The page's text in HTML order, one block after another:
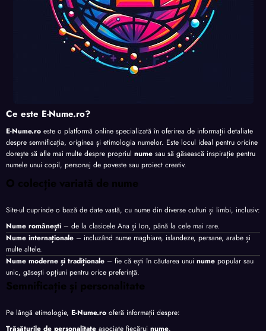
Ce este E-Nume.ro?
E-Nume.ro este o platformă online specializată în oferirea de informații detaliate
despre semnificația, originea și etimologia numelor. Este locul ideal pentru oricine
dorește să afle mai multe despre propriul nume sau să găsească inspirație pentru
numele unui copil, personaj de poveste sau proiect creativ.
O colecție variată de nume
Site-ul cuprinde o bază de date vastă, cu nume din diverse culturi și limbi, inclusiv:
Nume românești – de la clasicele Ana și Ion, până la cele mai rare.
Nume internaționale – incluzând nume maghiare, islandeze, persane, arabe și
multe altele.
Nume moderne și tradiționale – fie că ești în căutarea unui nume popular sau
unic, găsești opțiuni pentru orice preferință.
Semnificație și personalitate
Pe lângă etimologie, E-Nume.ro oferă informații despre:
Trăsăturile de personalitate asociate fiecărui nume.